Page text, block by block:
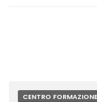
CENTRO FORMAZIONE